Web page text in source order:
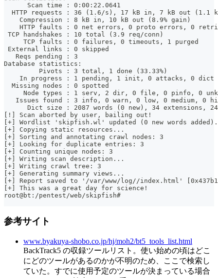
      Scan time : 0:00:22.0641
HTTP requests : 36 (1.6/s), 17 kB in, 7 kB out (1.1
    Compression : 8 kB in, 10 kB out (8.9% gain)
HTTP faults : 0 net errors, 0 proto errors, 0
TCP handshakes : 10 total (3.9 req/conn)
     TCP faults : 0 failures, 0 timeouts, 1 purged
External links : 0 skipped
   Reqs pending : 3
Database statistics:
         Pivots : 3 total, 1 done (33.33%)
    In progress : 1 pending, 1 init, 0 attacks, 0 dict
  Missing nodes : 0 spotted
Node types : 1 serv, 2 dir, 0 file, 0 pinfo, 0
Issues found : 3 info, 0 warn, 0 low, 0 medium, 0
Dict size : 2087 words (0 new), 34 extensions,
[!] Scan aborted by user, bailing out!
[+] Wordlist 'skipfish.wl' updated (0 new words added).
[+] Copying static resources...
[+] Sorting and annotating crawl nodes: 3
[+] Looking for duplicate entries: 3
[+] Counting unique nodes: 3
[+] Writing scan description...
[+] Writing crawl tree: 3
[+] Generating summary views...
[+] Report saved to '/var/www/log//index.html'
[+] This was a great day for science!
root@bt:/pentest/web/skipfish#
参考サイト
www.byakuya-shobo.co.jp/hj/moh2/bt5_tools_list.html
BackTrack5 の収録ツールリスト。使い始めの頃はどこ
にどのツールがあるのかが不明のため、ここで検索し
ていた。すでに使用予定のツールが決まっている場合